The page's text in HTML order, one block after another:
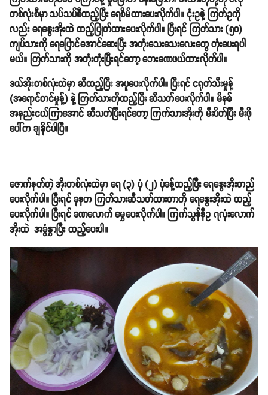
တစ်လုံးစီမှာ သပ်သပ်စီထည့်ပြီး ရေစိမ်ထားပေးလိုက်ပါ။ ငုံးဥနဲ့ ကြက်ဥကို
လည်း ရေနွေးအိုးထဲ ထည့်ပြုတ်ထားပေးလိုက်ပါ။ ပြီးရင် ကြက်သား (၅၀)
ကျပ်သားကို ရေပြောင်အောင်ဆေးပြီး အတုံးသေးသေးလေးတွေ တုံးပေးရပါ
မယ်။ ကြက်သားကို အတုံးတုံးပြီးရင်တော့ ဘေးခဏဖယ်ထားလိုက်ပါ။
ဒယ်အိုးတစ်လုံးထဲမှာ ဆီထည့်ပြီး အပူပေးလိုက်ပါ။ ပြီးရင် ငရုတ်သီးမှုန့်
(အရောင်တင်မှုန့်) နဲ့ ကြက်သားကိုထည့်ပြီး ဆီသတ်ပေးလိုက်ပါ။ မိနစ်
အနည်းငယ်ကြာအောင် ဆီသတ်ပြီးရင်တော့ ကြက်သားအိုးကို မီးပိတ်ပြီး မီးဖို
ပေါ်က ချနိုင်ပါပြီ။
ဇောက်နက်တဲ့ အိုးတစ်လုံးထဲမှာ ရေ (၃) ပုံ (၂) ပုံခန့်ထည့်ပြီး ရေနွေးအိုးတည်
ပေးလိုက်ပါ။ ပြီးရင် ခုနက ကြက်သားဆီသတ်ထားတာကို ရေနွေးအိုးထဲ ထည့်
ပေးလိုက်ပါ။ ပြီးရင် ခဏလောက် မွှေပေးလိုက်ပါ။ ကြက်သွန်နီဥ ၇လုံးလောက်
အိုးထဲ အခွံနွှာပြီး ထည့်ပေးပါ။